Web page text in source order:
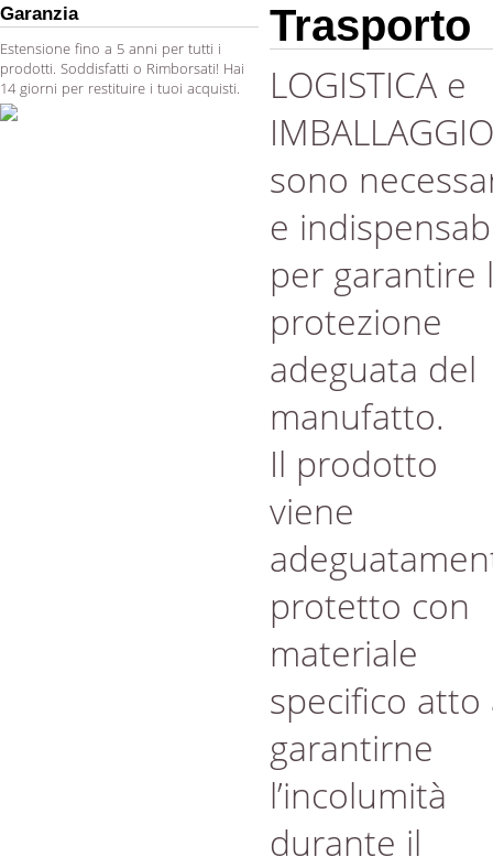
Garanzia
Estensione fino a 5 anni per tutti i
prodotti. Soddisfatti o Rimborsati! Hai
14 giorni per restituire i tuoi acquisti.
Trasporto
LOGISTICA e
IMBALLAGGIO
sono
e
per garantire
protezione
adeguata del
manufatto.
Il prodotto
viene
protetto con
materiale
specifico atto
garantirne
l’incolumità
durante il